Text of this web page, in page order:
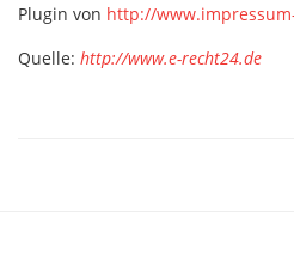
Plugin von http://
Quelle: http://www.e-recht24.de